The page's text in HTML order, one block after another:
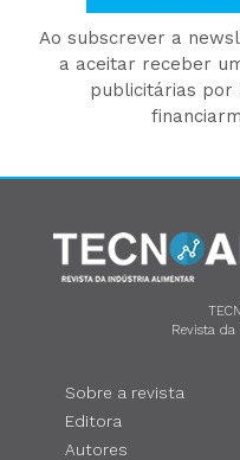
Ao subscrever a
a aceitar receber
publicitárias por
Revista
Sobre a revista
Editora
Autores